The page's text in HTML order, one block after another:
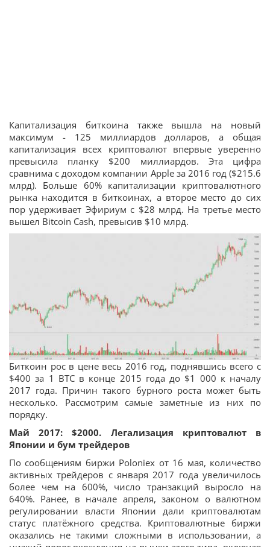
Капитализация биткоина также вышла на новый
максимум - 125 миллиардов долларов, а общая
капитализация всех криптовалют впервые уверенно
превысила планку $200 миллиардов. Эта цифра
сравнима с доходом компании Apple за 2016 год ($215.6
млрд). Больше 60% капитализации криптовалютного
рынка находится в биткоинах, а второе место до сих
пор удерживает Эфириум с $28 млрд. На третье место
вышел Bitcoin Cash, превысив $10 млрд.
Биткоин рос в цене весь 2016 год, поднявшись всего с
$400 за 1 BTC в конце 2015 года до $1 000 к началу
2017 года. Причин такого бурного роста может быть
несколько. Рассмотрим самые заметные из них по
порядку.
Май 2017: $2000. Легализация криптовалют в
Японии и бум трейдеров
По сообщениям биржи Poloniex от 16 мая, количество
активных трейдеров с января 2017 года увеличилось
более чем на 600%, число транзакций выросло на
640%. Ранее, в начале апреля, законом о валютном
регулировании власти Японии дали криптовалютам
статус платёжного средства. Криптовалютные биржи
оказались не такими сложными в использовании, а